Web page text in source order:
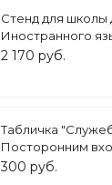
Стенд для школы
Иностранного
1х0,6м арт.3552
2 170 руб.
Табличка
Посторонним
арт. таб3264
300 руб.